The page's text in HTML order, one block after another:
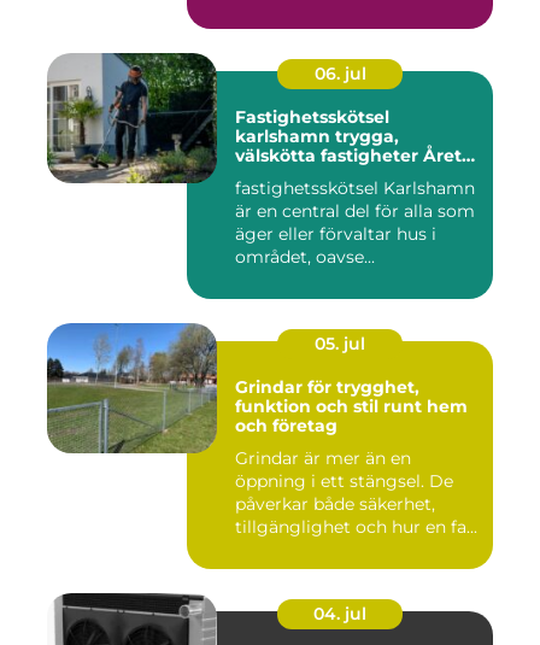
06. jul
Fastighetsskötsel
karlshamn trygga,
välskötta fastigheter Året
fastighetsskötsel Karlshamn
är en central del för alla som
äger eller förvaltar hus i
området, oavse...
05. jul
Grindar för trygghet,
funktion och stil runt hem
och företag
Grindar är mer än en
öppning i ett stängsel. De
påverkar både säkerhet,
tillgänglighet och hur en fa...
04. jul